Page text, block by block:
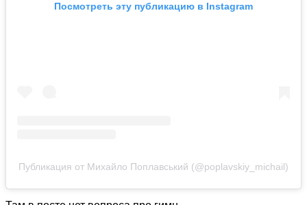
Посмотреть эту публикацию в Instagram
Публикация от Михайло Поплавський (@poplavskiy_michail)